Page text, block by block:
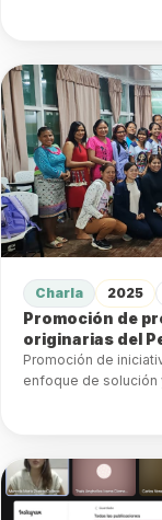
Charla 2025
Promoción de
originarias del
Promoción de
enfoque de solución